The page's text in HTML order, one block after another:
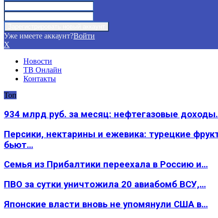
Уже имеете аккаунт?Войти
X
Новости
ТВ Онлайн
Контакты
Топ
934 млрд руб. за месяц: нефтегазовые
Персики, нектарины и ежевика: турецкие
бьют…
Семья из Прибалтики переехала в Россию и…
ПВО за сутки уничтожила 20 авиабомб ВСУ,…
Японские власти вновь не упомянули США в…